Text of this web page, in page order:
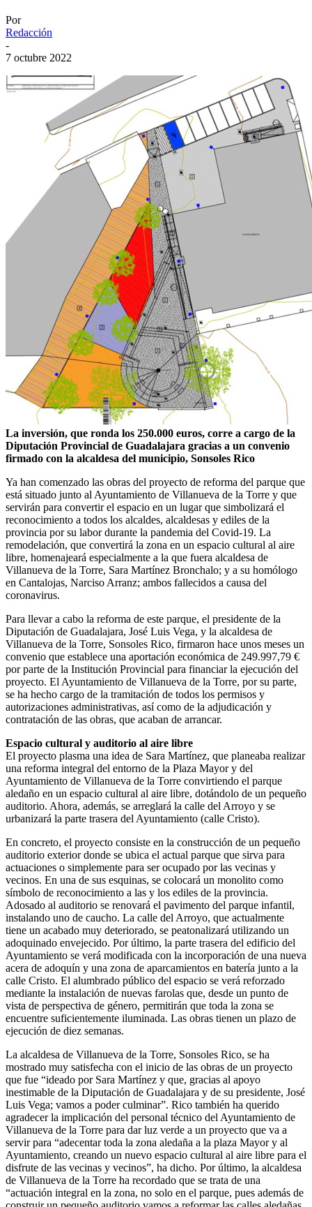
Por
Redacción
-
7 octubre 2022
La inversión, que ronda los 250.000 euros, corre a cargo de la
Diputación Provincial de Guadalajara gracias a un convenio
firmado con la alcaldesa del municipio, Sonsoles Rico
Ya han comenzado las obras del proyecto de reforma del parque que
está situado junto al Ayuntamiento de Villanueva de la Torre y que
servirán para convertir el espacio en un lugar que simbolizará el
reconocimiento a todos los alcaldes, alcaldesas y ediles de la
provincia por su labor durante la pandemia del Covid-19. La
remodelación, que convertirá la zona en un espacio cultural al aire
libre, homenajeará especialmente a la que fuera alcaldesa de
Villanueva de la Torre, Sara Martínez Bronchalo; y a su homólogo
en Cantalojas, Narciso Arranz; ambos fallecidos a causa del
coronavirus.
Para llevar a cabo la reforma de este parque, el presidente de la
Diputación de Guadalajara, José Luis Vega, y la alcaldesa de
Villanueva de la Torre, Sonsoles Rico, firmaron hace unos meses un
convenio que establece una aportación económica de 249.997,79 €
por parte de la Institución Provincial para financiar la ejecución del
proyecto. El Ayuntamiento de Villanueva de la Torre, por su parte,
se ha hecho cargo de la tramitación de todos los permisos y
autorizaciones administrativas, así como de la adjudicación y
contratación de las obras, que acaban de arrancar.
Espacio cultural y auditorio al aire libre
El proyecto plasma una idea de Sara Martínez, que planeaba realizar
una reforma integral del entorno de la Plaza Mayor y del
Ayuntamiento de Villanueva de la Torre convirtiendo el parque
aledaño en un espacio cultural al aire libre, dotándolo de un pequeño
auditorio. Ahora, además, se arreglará la calle del Arroyo y se
urbanizará la parte trasera del Ayuntamiento (calle Cristo).
En concreto, el proyecto consiste en la construcción de un pequeño
auditorio exterior donde se ubica el actual parque que sirva para
actuaciones o simplemente para ser ocupado por las vecinas y
vecinos. En una de sus esquinas, se colocará un monolito como
símbolo de reconocimiento a las y los ediles de la provincia.
Adosado al auditorio se renovará el pavimento del parque infantil,
instalando uno de caucho. La calle del Arroyo, que actualmente
tiene un acabado muy deteriorado, se peatonalizará utilizando un
adoquinado envejecido. Por último, la parte trasera del edificio del
Ayuntamiento se verá modificada con la incorporación de una nueva
acera de adoquín y una zona de aparcamientos en batería junto a la
calle Cristo. El alumbrado público del espacio se verá reforzado
mediante la instalación de nuevas farolas que, desde un punto de
vista de perspectiva de género, permitirán que toda la zona se
encuentre suficientemente iluminada. Las obras tienen un plazo de
ejecución de diez semanas.
La alcaldesa de Villanueva de la Torre, Sonsoles Rico, se ha
mostrado muy satisfecha con el inicio de las obras de un proyecto
que fue “ideado por Sara Martínez y que, gracias al apoyo
inestimable de la Diputación de Guadalajara y de su presidente, José
Luis Vega; vamos a poder culminar”. Rico también ha querido
agradecer la implicación del personal técnico del Ayuntamiento de
Villanueva de la Torre para dar luz verde a un proyecto que va a
servir para “adecentar toda la zona aledaña a la plaza Mayor y al
Ayuntamiento, creando un nuevo espacio cultural al aire libre para el
disfrute de las vecinas y vecinos”, ha dicho. Por último, la alcaldesa
de Villanueva de la Torre ha recordado que se trata de una
“actuación integral en la zona, no solo en el parque, pues además de